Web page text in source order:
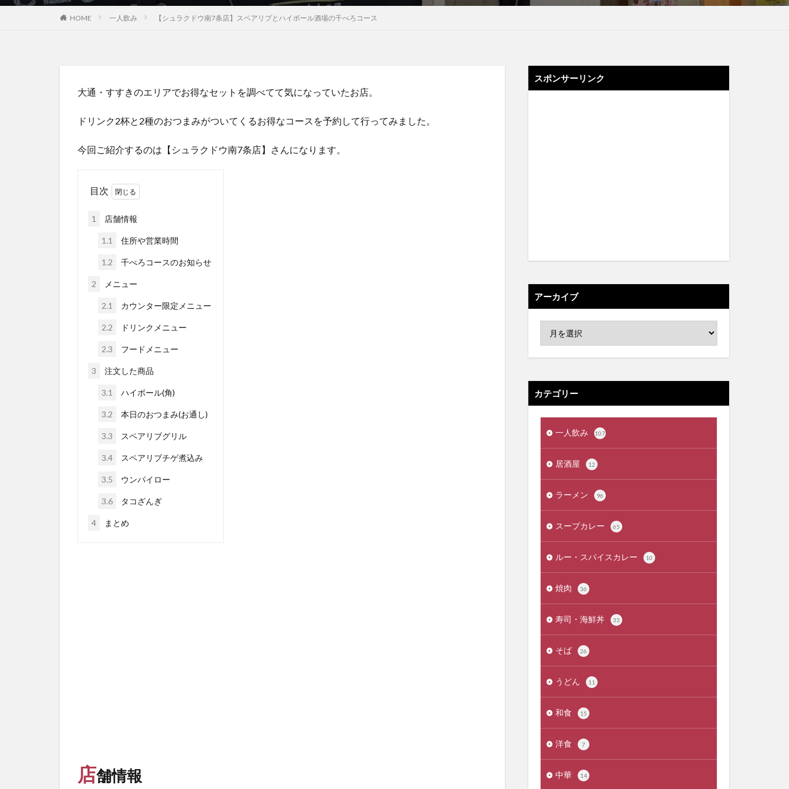
HOME 一人飲み 【シュラクドウ南7条店】スペアリブとハイボール酒場の千べろコース
大通・すすきのエリアでお得なセットを調べてて気になっていたお店。
ドリンク2杯と2種のおつまみがついてくるお得なコースを予約して行ってみました。
今回ご紹介するのは【シュラクドウ南7条店】さんになります。
目次
1 店舗情報
1.1 住所や営業時間
1.2 千べろコースのお知らせ
2 メニュー
2.1 カウンター限定メニュー
2.2 ドリンクメニュー
2.3 フードメニュー
3 注文した商品
3.1 ハイボール(角)
3.2 本日のおつまみ(お通し)
3.3 スペアリブグリル
3.4 スペアリブチゲ煮込み
3.5 ウンパイロー
3.6 タコざんぎ
4 まとめ
店舗情報
スポンサーリンク
アーカイブ
カテゴリー
一人飲み 107
居酒屋 12
ラーメン 96
スープカレー 65
ルー・スパイスカレー 10
焼肉 36
寿司・海鮮丼 33
そば 26
うどん 11
和食 15
洋食 7
中華 14